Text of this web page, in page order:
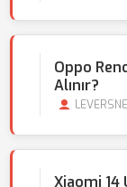
Oppo
Alınır?
Xiaomi 14